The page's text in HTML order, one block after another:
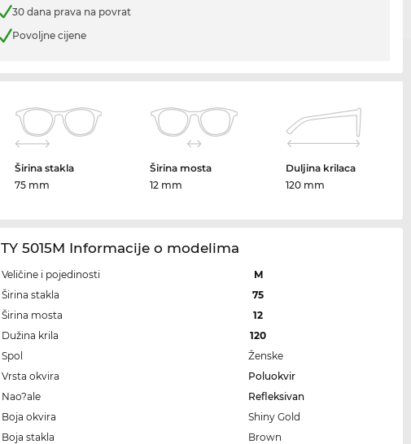
30 dana prava na povrat
Povoljne cijene
Širina stakla
75 mm
Širina mosta
12 mm
Duljina krilaca
120 mm
TY 5015M Informacije o modelima
Veličine i pojedinosti
M
Širina stakla
75
Širina mosta
12
Dužina krila
120
Spol
Ženske
Vrsta okvira
Poluokvir
Nao?ale
Refleksivan
Boja okvira
Shiny Gold
Boja stakla
Brown